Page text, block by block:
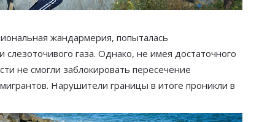
жандармерия, попыталась
газа. Однако, не имея достаточного
не смогли заблокировать пересечение
Нарушители границы в итоге проникли в